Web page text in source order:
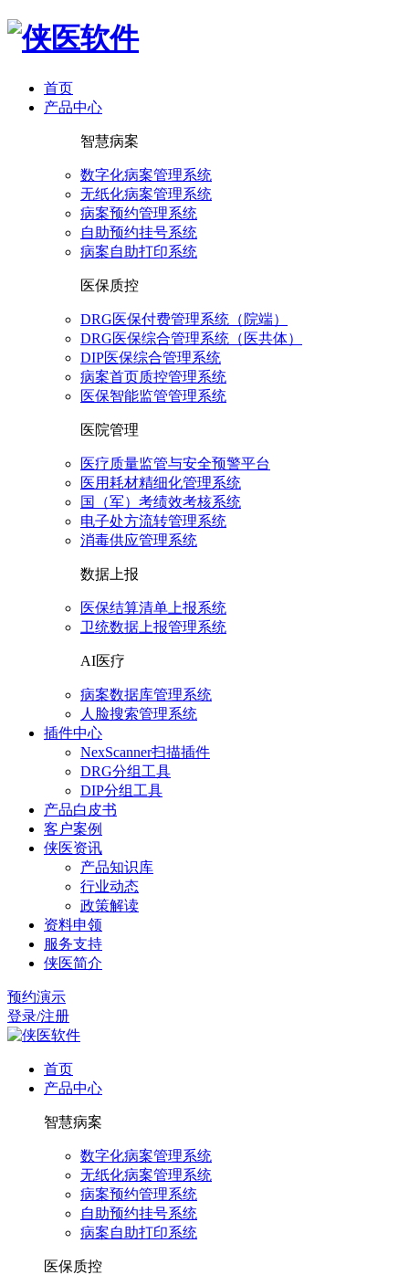
首页
产品中心
智慧病案
数字化病案管理系统
无纸化病案管理系统
病案预约管理系统
自助预约挂号系统
病案自助打印系统
医保质控
DRG医保付费管理系统（院端）
DRG医保综合管理系统（医共体）
DIP医保综合管理系统
病案首页质控管理系统
医保智能监管管理系统
医院管理
医疗质量监管与安全预警平台
医用耗材精细化管理系统
国（军）考绩效考核系统
电子处方流转管理系统
消毒供应管理系统
数据上报
医保结算清单上报系统
卫统数据上报管理系统
AI医疗
病案数据库管理系统
人脸搜索管理系统
插件中心
NexScanner扫描插件
DRG分组工具
DIP分组工具
产品白皮书
客户案例
侠医资讯
产品知识库
行业动态
政策解读
资料申领
服务支持
侠医简介
预约演示
登录/注册
首页
产品中心
智慧病案
数字化病案管理系统
无纸化病案管理系统
病案预约管理系统
自助预约挂号系统
病案自助打印系统
医保质控